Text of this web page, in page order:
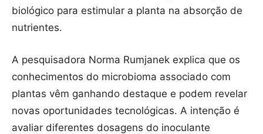
biológico para estimular a planta na absorção de
nutrientes.
A pesquisadora Norma Rumjanek explica que os
conhecimentos do microbioma associado com
plantas vêm ganhando destaque e podem revelar
novas oportunidades tecnológicas. A intenção é
avaliar diferentes dosagens do inoculante